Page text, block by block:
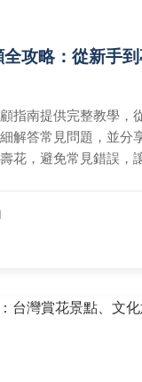
攻略：從新手
指南提供完整教學，
解答常見問題，並分
花，避免常見錯誤，